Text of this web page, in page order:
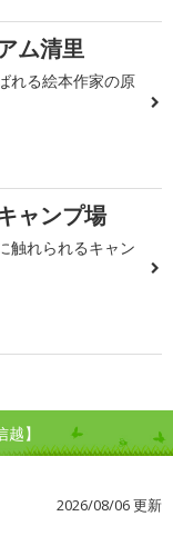
ム清里
れる絵本作家の原
ャンプ場
触れられるキャン
】
2026/08/06 更新